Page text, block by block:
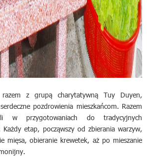
razem z grupą charytatywną Tuy Duyen,
pozdrowienia mieszkańcom. Razem
w przygotowaniach do tradycyjnych
Każdy etap, począwszy od zbierania warzyw,
mięsa, obieranie krewetek, aż po mieszanie